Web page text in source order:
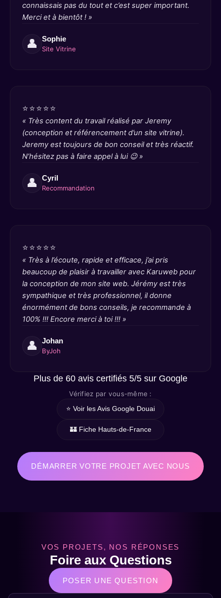
connaissais pas du tout et c’est super important.
Merci et à bientôt ! »
👤 Sophie
Site Vitrine
⭐⭐⭐⭐⭐
« Très content du travail réalisé par Jeremy
(conception et référencement d’un site vitrine).
Jeremy est toujours de bon conseil et très réactif.
N’hésitez pas à faire appel à lui 😉 »
👤 Cyril
Recommandation
⭐⭐⭐⭐⭐
« Très à l’écoute, rapide et efficace, j’ai pris
beaucoup de plaisir à travailler avec Karuweb pour
la conception de mon site web. Jérémy est très
sympathique et très professionnel, il donne
énormément de bons conseils, je recommande à
100% !!! Encore merci à toi !!! »
👤 Johan
ByJoh
Plus de 60 avis certifiés 5/5 sur Google
Vérifiez par vous-même :
⭐️ Voir les Avis Google Douai
🏰 Fiche Hauts-de-France
DÉMARRER VOTRE PROJET AVEC NOUS
VOS PROJETS, NOS RÉPONSES
Foire aux Questions
POSER UNE QUESTION